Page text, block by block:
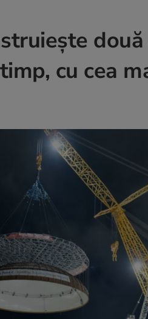
cu cea